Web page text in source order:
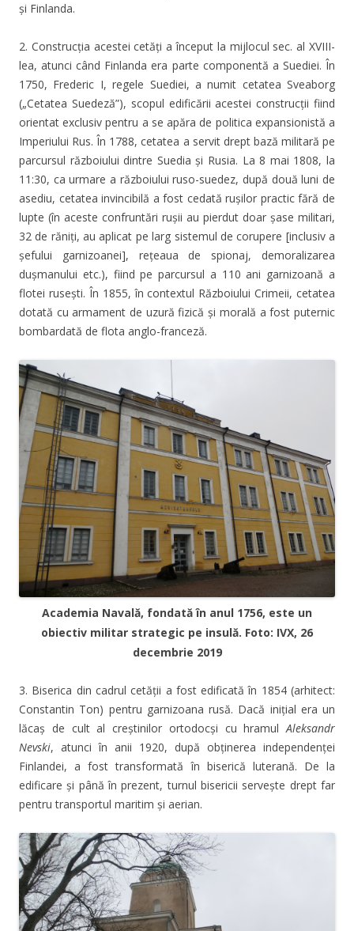
și Finlanda.
2. Construcția acestei cetăți a început la mijlocul sec. al XVIII-
lea, atunci când Finlanda era parte componentă a Suediei. În
1750, Frederic I, regele Suediei, a numit cetatea Sveaborg
(„Cetatea Suedeză”), scopul edificării acestei construcții fiind
orientat exclusiv pentru a se apăra de politica expansionistă a
Imperiului Rus. În 1788, cetatea a servit drept bază militară pe
parcursul războiului dintre Suedia și Rusia. La 8 mai 1808, la
11:30, ca urmare a războiului ruso-suedez, după două luni de
asediu, cetatea invincibilă a fost cedată rușilor practic fără de
lupte (în aceste confruntări rușii au pierdut doar șase militari,
32 de răniți, au aplicat pe larg sistemul de corupere [inclusiv a
șefului garnizoanei], rețeaua de spionaj, demoralizarea
dușmanului etc.), fiind pe parcursul a 110 ani garnizoană a
flotei rusești. În 1855, în contextul Războiului Crimeii, cetatea
dotată cu armament de uzură fizică și morală a fost puternic
bombardată de flota anglo-franceză.
Academia Navală, fondată în anul 1756, este un
obiectiv militar strategic pe insulă. Foto: IVX, 26
decembrie 2019
3. Biserica din cadrul cetății a fost edificată în 1854 (arhitect:
Constantin Ton) pentru garnizoana rusă. Dacă inițial era un
lăcaș de cult al creștinilor ortodocși cu hramulAleksandr
Nevski, atunci în anii 1920, după obținerea independenței
Finlandei, a fost transformată în biserică luterană. De la
edificare și până în prezent, turnul bisericii servește drept far
pentru transportul maritim și aerian.